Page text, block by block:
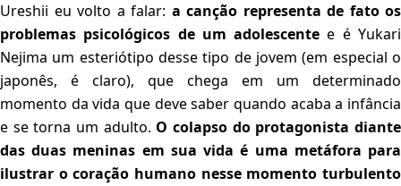
Ureshii eu volto a falar: a canção representa de fato os
problemas psicológicos de um adolescentee é Yukari
Nejima um esteriótipo desse tipo de jovem (em especial o
japonês, é claro), que chega em um determinado
momento da vida que deve saber quando acaba a infância
e se torna um adulto. O colapso do protagonista diante
das duas meninas em sua vida é uma metáfora para
ilustrar o coração humano nesse momento turbulento